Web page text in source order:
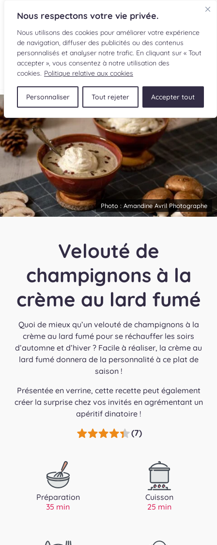
Nous respectons votre vie privée.
Nous utilisons des cookies pour améliorer votre expérience
de navigation, diffuser des publicités ou des contenus
personnalisés et analyser notre trafic. En cliquant sur « Tout
accepter », vous consentez à notre utilisation des
cookies. Politique relative aux cookies
Personnaliser Tout rejeter Accepter tout
EN
RECETTES
INGRÉDIENTS
LECTURES CULINAIRES
SOUMETTRE UNE RECETTE
BOUTIQUE
Photo : Amandine Avril Photographe
Velouté de
champignons à la
crème au lard fumé
Quoi de mieux qu’un velouté de champignons à la
crème au lard fumé pour se réchauffer les soirs
d’automne et d’hiver ? Facile à réaliser, la crème au
lard fumé donnera de la personnalité à ce plat de
saison !
Présentée en verrine, cette recette peut également
créer la surprise chez vos invités en agrémentant un
apéritif dinatoire !
(7)
Préparation
35 min
Cuisson
25 min